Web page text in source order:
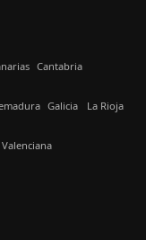
Cantabria
Galicia La Rioja